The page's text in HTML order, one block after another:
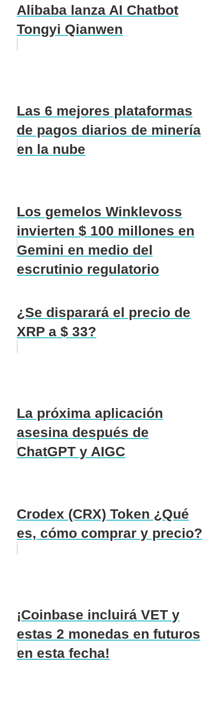
Alibaba lanza AI Chatbot
Tongyi Qianwen
Las 6 mejores plataformas
de pagos diarios de minería
en la nube
Los gemelos Winklevoss
invierten $ 100 millones en
Gemini en medio del
escrutinio regulatorio
¿Se disparará el precio de
XRP a $ 33?
La próxima aplicación
asesina después de
ChatGPT y AIGC
Crodex (CRX) Token ¿Qué
es, cómo comprar y precio?
¡Coinbase incluirá VET y
estas 2 monedas en futuros
en esta fecha!